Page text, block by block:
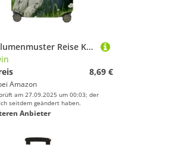
Surwin Blumenmuster Reise Kofferschutzhülle Reisetasche Kofferbezug Elastisch Kofferhülle Gepäck Cover Waschbare Reisekoffer Hülle Schutz Bezug Schutzhülle (Stil 1,M (22-24 Zoll))
8,69 €
Amazon
am 27.09.2025 um 00:03; der
seitdem geändert haben.
Anbieter